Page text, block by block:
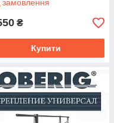
під
і сміття під
Володіє
частину
замовлення
₴
Купити